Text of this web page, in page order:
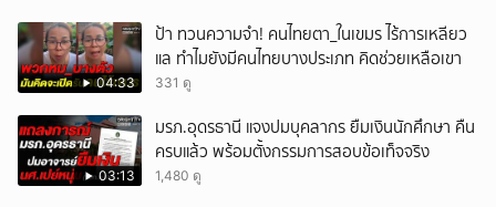
04:33
ป้า ทวนความจำ! คนไทยตา_ในเขมร ไร้การเหลียว
แล ทำไมยังมีคนไทยบางประเภท คิดช่วยเหลือเขา
331 ดู
03:13
มรภ.อุดรธานี แจงปมบุคลากร ยืมเงินนักศึกษา คืน
ครบแล้ว พร้อมตั้งกรรมการสอบข้อเท็จจริง
1,480 ดู